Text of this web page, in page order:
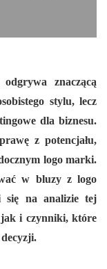
znaczącą
stylu, lecz
dla biznesu.
z potencjału,
logo marki.
w bluzy z logo
się na analizie tej
i czynniki, które